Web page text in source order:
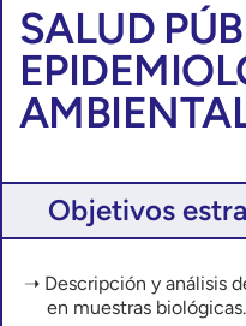
SALUD
Objetivos
Descripción y análisis
en muestras biológicas.